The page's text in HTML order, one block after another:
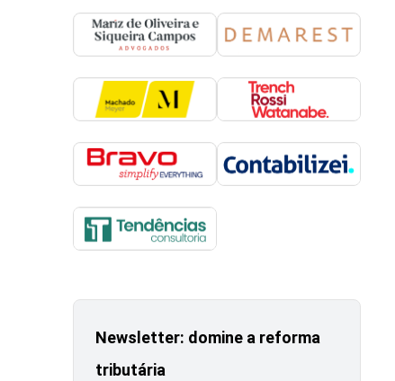
Newsletter: domine a reforma
tributária